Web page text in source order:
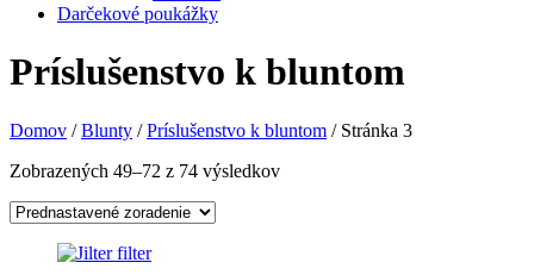
Darčekové poukážky
Príslušenstvo k bluntom
Domov /Blunty /Príslušenstvo k bluntom / Stránka 3
Zobrazených 49–72 z 74 výsledkov